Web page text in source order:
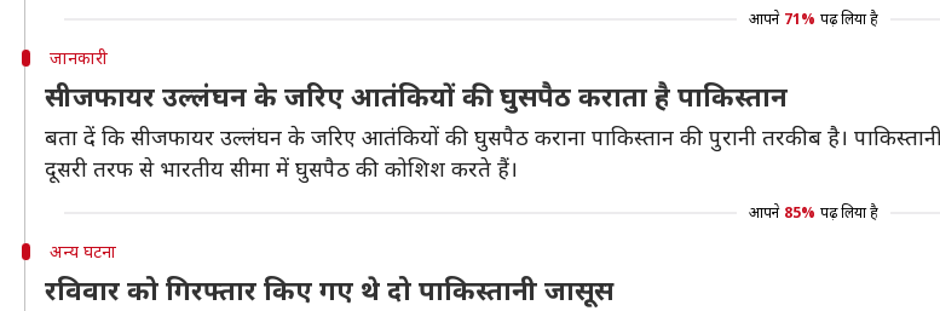
आपने 71% पढ़ लिया है
जानकारी
सीजफायर उल्लंघन के जरिए आतंकियों की घुसपैठ कराता है पाकिस्तान
बता दें कि सीजफायर उल्लंघन के जरिए आतंकियों की घुसपैठ कराना पाकिस्तान की पुरानी तरकीब है।
दूसरी तरफ से भारतीय सीमा में घुसपैठ की कोशिश करते हैं।
आपने 85% पढ़ लिया है
अन्य घटना
रविवार को गिरफ्तार किए गए थे दो पाकिस्तानी जासूस